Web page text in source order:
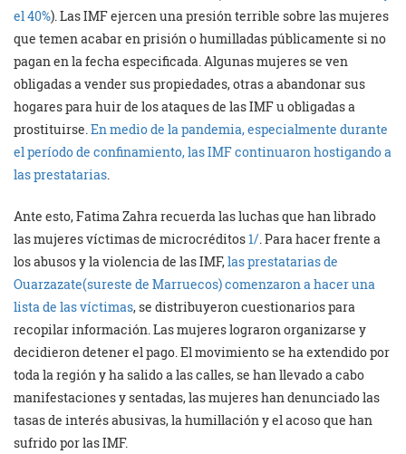
el 40%). Las IMF ejercen una presión terrible sobre las mujeres
que temen acabar en prisión o humilladas públicamente si no
pagan en la fecha especificada. Algunas mujeres se ven
obligadas a vender sus propiedades, otras a abandonar sus
hogares para huir de los ataques de las IMF u obligadas a
prostituirse.En medio de la pandemia, especialmente durante
el período de confinamiento, las IMF continuaron hostigando a
las prestatarias.
Ante esto, Fatima Zahra recuerda las luchas que han librado
las mujeres víctimas de microcréditos1/. Para hacer frente a
los abusos y la violencia de las IMF,las prestatarias de
Ouarzazate(sureste de Marruecos) comenzaron a hacer una
lista de las víctimas, se distribuyeron cuestionarios para
recopilar información. Las mujeres lograron organizarse y
decidieron detener el pago. El movimiento se ha extendido por
toda la región y ha salido a las calles, se han llevado a cabo
manifestaciones y sentadas, las mujeres han denunciado las
tasas de interés abusivas, la humillación y el acoso que han
sufrido por las IMF.